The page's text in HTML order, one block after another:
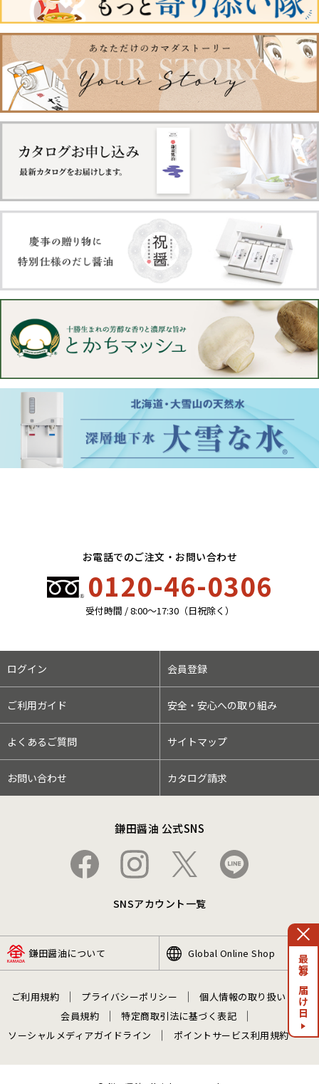
最短お届け日
お電話でのご注文・お問い合わせ
0120-46-0306
受付時間 / 8:00〜17:30（日祝除く）
ログイン 会員登録
ご利用ガイド 安全・安心への取り組み
よくあるご質問 サイトマップ
お問い合わせ カタログ請求
鎌田醤油 公式SNS
SNSアカウント一覧
鎌田醤油について Global Online Shop
ご利用規約 プライバシーポリシー
個人情報の取り扱い
会員規約
特定商取引法に基づく表記
ソーシャルメディアガイドライン
ポイントサービス利用規約